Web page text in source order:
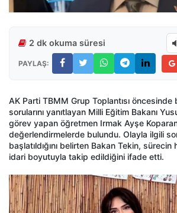
2 dk okuma süresi
PAYLAŞ:
AK Parti TBMM Grup Toplantısı öncesinde
sorularını yanıtlayan Milli Eğitim Bakanı
görev yapan öğretmen Irmak Ayşe
değerlendirmelerde bulundu. Olayla ilgili
başlatıldığını belirten Bakan Tekin,
idari boyutuyla takip edildiğini ifade etti.